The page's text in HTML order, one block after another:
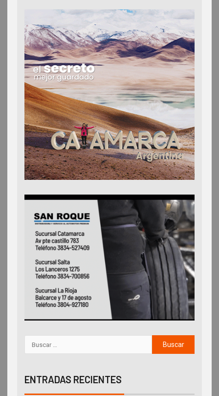
ENTRADAS RECIENTES